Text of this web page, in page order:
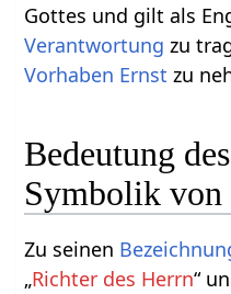
Gottes und gilt als
Verantwortung zu
Vorhaben Ernst zu
Bedeutung
Symbolik von
Zu seinen
„Richter des Herrn“